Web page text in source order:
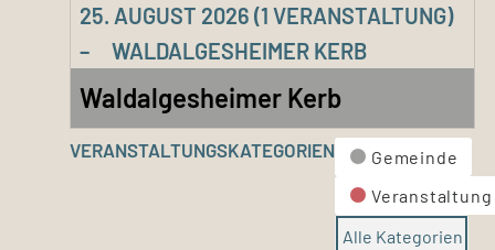
25. AUGUST 2026 (1 VERANSTALTUNG)
–
WALDALGESHEIMER KERB
Waldalgesheimer Kerb
VERANSTALTUNGSKATEGORIEN
Gemeinde
Veranstaltung
Alle Kategorien